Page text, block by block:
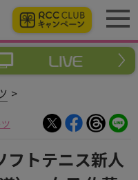
フトテニス新人